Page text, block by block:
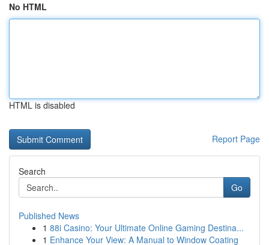
No HTML
HTML is disabled
Report Page
Search
Go
Published News
1 88i Casino: Your Ultimate Online Gaming Destina...
1 Enhance Your View: A Manual to Window Coating